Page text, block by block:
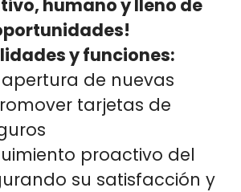
humano y lleno de
y funciones:
de nuevas
tarjetas de
proactivo del
su satisfacción y